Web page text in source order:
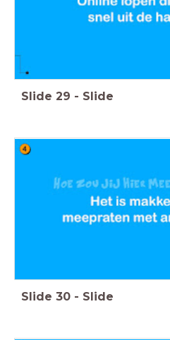
Slide 29 - Slide
Slide 30 - Slide